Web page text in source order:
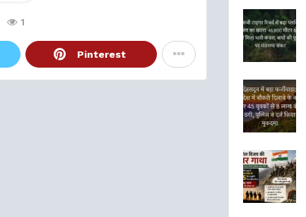
1
Pinterest